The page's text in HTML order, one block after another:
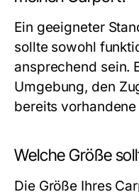
Ein geeigneter
sollte sowohl
ansprechend sein.
Umgebung, den
bereits
Welche Größe
Die Größe Ihres